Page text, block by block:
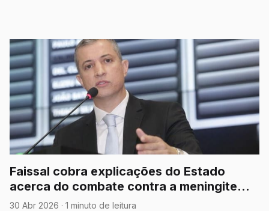
Faissal cobra explicações do Estado
acerca do combate contra a meningite
tipo B
30 Abr 2026 · 1 minuto de leitura